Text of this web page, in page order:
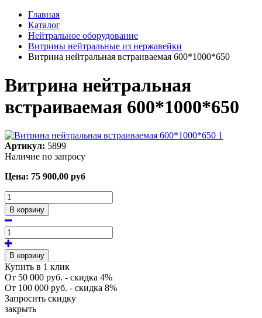
Главная
Каталог
Нейтральное оборудование
Витрины нейтральные из нержавейки
Витрина нейтральная встраиваемая 600*1000*650
Витрина нейтральная
встраиваемая 600*1000*650
Артикул: 5899
Наличие по запросу
Цена: 75 900,00 руб
В корзину
В корзину
Купить в 1 клик
От 50 000 руб. - скидка 4%
От 100 000 руб. - скидка 8%
Запросить скидку
закрыть